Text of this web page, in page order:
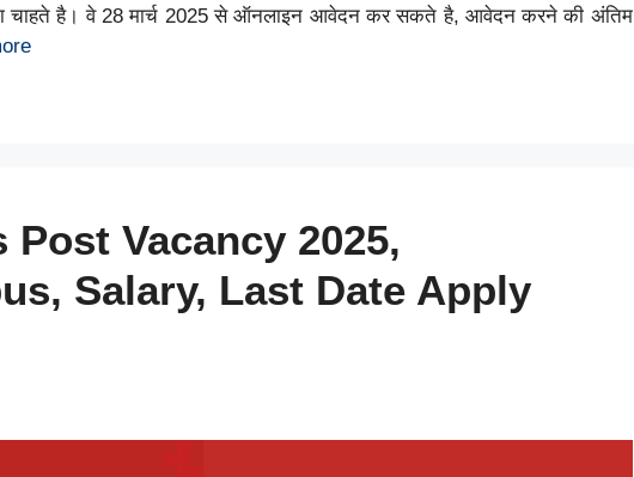
है। वे 28 मार्च 2025 से ऑनलाइन आवेदन कर सकते है, आवेदन करने की अंतिम
Post Vacancy 2025,
Salary, Last Date Apply